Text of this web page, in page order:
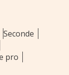
Seconde
pro